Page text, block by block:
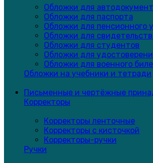
Обложки для
Обложки для паспорта
Обложки для пенсионного
Обложки для
Обложки для студентов
Обложки для
Обложки для военного
Обложки на учебники и тетради
Письменные и чертёжные
Корректоры
Корректоры ленточные
Корректоры с кисточкой
Корректоры-ручки
Ручки